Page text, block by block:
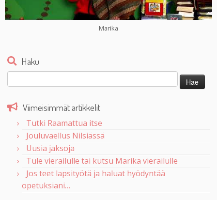
Marika
Haku
Viimeisimmät artikkelit
Tutki Raamattua itse
Jouluvaellus Nilsiässä
Uusia jaksoja
Tule vierailulle tai kutsu Marika vierailulle
Jos teet lapsityötä ja haluat hyödyntää
opetuksiani…